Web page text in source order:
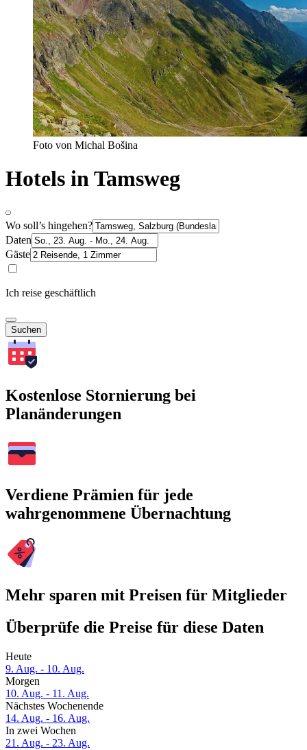
Foto von Michal Bošina
Hotels in Tamsweg
Wo soll’s hingehen?
Daten
Gäste
Ich reise geschäftlich
Suchen
Kostenlose Stornierung bei
Planänderungen
Verdiene Prämien für jede
wahrgenommene Übernachtung
Mehr sparen mit Preisen für Mitglieder
Überprüfe die Preise für diese Daten
Heute
9. Aug. - 10. Aug.
Morgen
10. Aug. - 11. Aug.
Nächstes Wochenende
14. Aug. - 16. Aug.
In zwei Wochen
21. Aug. - 23. Aug.